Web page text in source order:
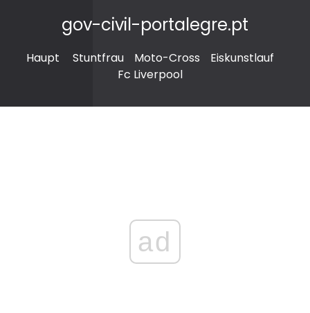
gov-civil-portalegre.pt
Haupt Stuntfrau Moto-Cross
Eiskunstlauf
Fc Liverpool
ad